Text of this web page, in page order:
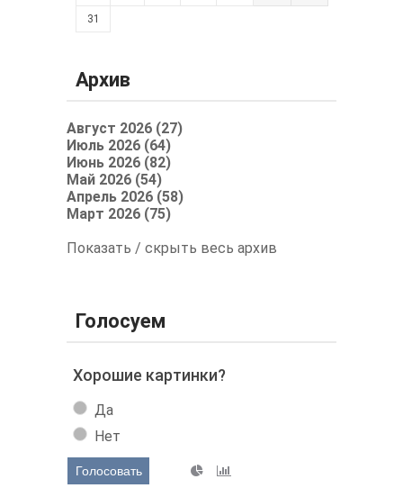
31
Архив
Август 2026 (27)
Июль 2026 (64)
Июнь 2026 (82)
Май 2026 (54)
Апрель 2026 (58)
Март 2026 (75)
Показать / скрыть весь архив
Голосуем
Хорошие картинки?
Да
Нет
Голосовать